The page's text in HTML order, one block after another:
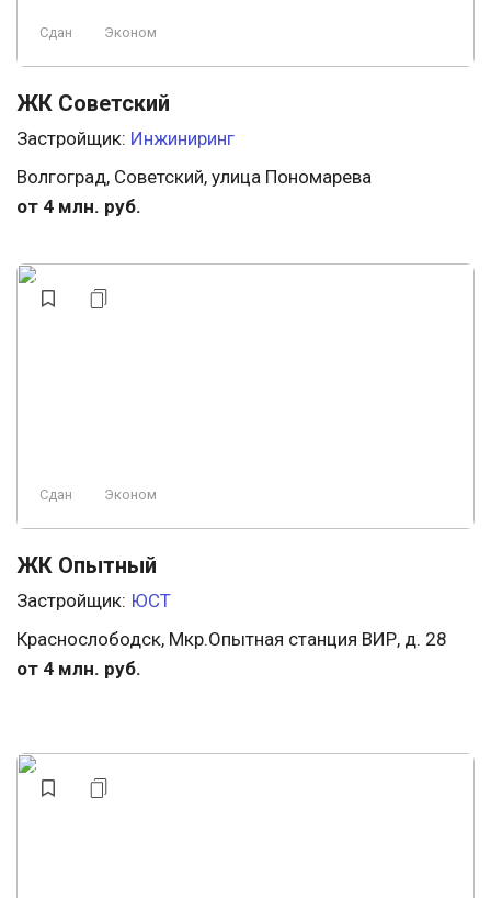
Сдан Эконом
ЖК Советский
Застройщик: Инжиниринг
Волгоград, Советский, улица Пономарева
от 4 млн. руб.
Сдан Эконом
ЖК Опытный
Застройщик: ЮСТ
Краснослободск, Мкр.Опытная станция ВИР, д. 28
от 4 млн. руб.